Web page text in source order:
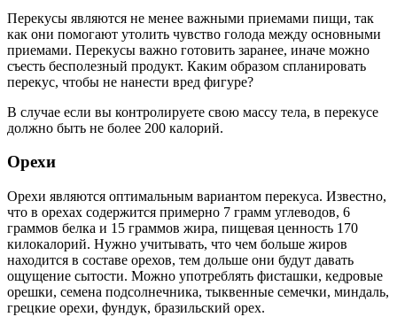
Перекусы являются не менее важными приемами пищи, так
как они помогают утолить чувство голода между основными
приемами. Перекусы важно готовить заранее, иначе можно
съесть бесполезный продукт. Каким образом спланировать
перекус, чтобы не нанести вред фигуре?
В случае если вы контролируете свою массу тела, в перекусе
должно быть не более 200 калорий.
Орехи
Орехи являются оптимальным вариантом перекуса. Известно,
что в орехах содержится примерно 7 грамм углеводов, 6
граммов белка и 15 граммов жира, пищевая ценность 170
килокалорий. Нужно учитывать, что чем больше жиров
находится в составе орехов, тем дольше они будут давать
ощущение сытости. Можно употреблять фисташки, кедровые
орешки, семена подсолнечника, тыквенные семечки, миндаль,
грецкие орехи, фундук, бразильский орех.